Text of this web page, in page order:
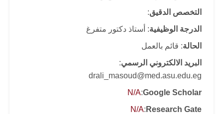
التخصص الدقيق:
الدرجة الوظيفية: أستاذ دكتور متفرغ
الحالة: قائم بالعمل
البريد الالكتروني الرسمي:
drali_masoud@med.asu.edu.eg
Google Scholar
:
N/A
Research Gate
:
N/A